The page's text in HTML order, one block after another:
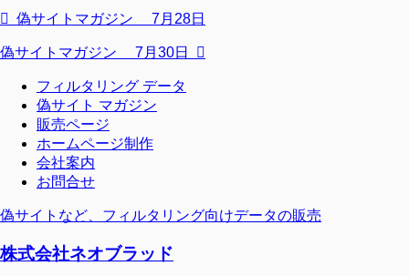
偽サイトマガジン 7月28日
偽サイトマガジン 7月30日
フィルタリング データ
偽サイト マガジン
販売ページ
ホームページ制作
会社案内
お問合せ
偽サイトなど、フィルタリング向けデータの販売
株式会社ネオブラッド